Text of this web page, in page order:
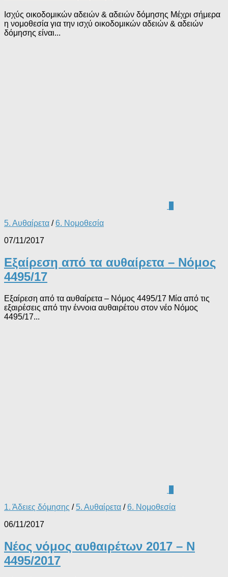
Ισχύς οικοδομικών αδειών & αδειών δόμησης Μέχρι σήμερα
η νομοθεσία για την ισχύ οικοδομικών αδειών & αδειών
δόμησης είναι...
5. Αυθαίρετα /6. Νομοθεσία
07/11/2017
Εξαίρεση από τα αυθαίρετα – Νόμος
4495/17
Εξαίρεση από τα αυθαίρετα – Νόμος 4495/17 Μία από τις
εξαιρέσεις από την έννοια αυθαιρέτου στον νέο Νόμος
4495/17...
1. Άδειες δόμησης / 5. Αυθαίρετα /6. Νομοθεσία
06/11/2017
Νέος νόμος αυθαιρέτων 2017 – Ν
4495/2017